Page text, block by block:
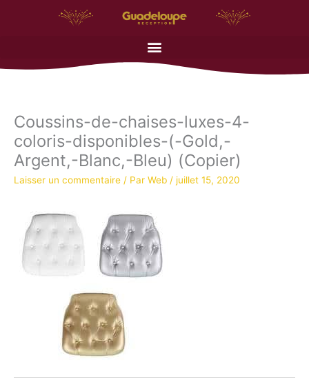
Coussins-de-chaises-luxes-4-
coloris-disponibles-(-Gold,-
Argent,-Blanc,-Bleu) (Copier)
Laisser un commentaire / Par Web / juillet 15, 2020